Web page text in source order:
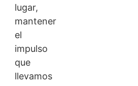
lugar,
mantener
el
impulso
que
llevamos